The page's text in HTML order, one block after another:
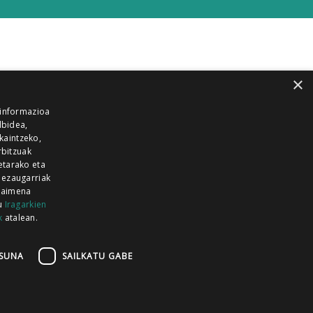
GUKA
GUKA
ZUMAIA GUKA
×
eta
Iragarkien
atalean.
SAILKATU GABE